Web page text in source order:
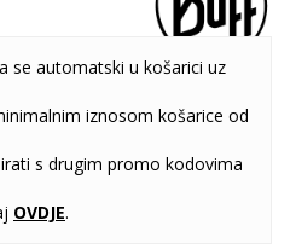
se automatski u košarici uz
iznosom košarice od
s drugim promo kodovima
OVDJE.